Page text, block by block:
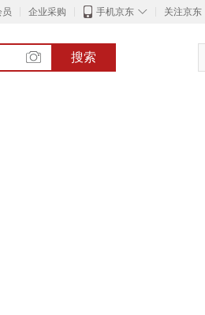
员 企业采购 ◇
手机京东 关注京东
搜索